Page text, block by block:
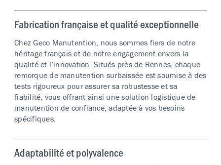
Fabrication française et qualité exceptionnelle
Chez Geco Manutention, nous sommes fiers de notre
héritage français et de notre engagement envers la
qualité et l’innovation. Situés près de Rennes, chaque
remorque de manutention surbaissée est soumise à des
tests rigoureux pour assurer sa robustesse et sa
fiabilité, vous offrant ainsi une solution logistique de
manutention de confiance, adaptée à vos besoins
spécifiques.
Adaptabilité et polyvalence